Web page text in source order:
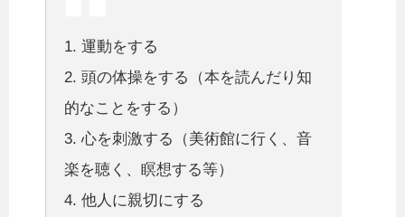
1. 運動をする
2. 頭の体操をする（本を読んだり知
的なことをする）
3. 心を刺激する（美術館に行く、音
楽を聴く、瞑想する等）
4. 他人に親切にする